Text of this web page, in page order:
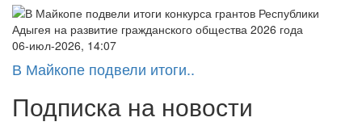
06-июл-2026, 14:07
В Майкопе подвели итоги..
Подписка на новости